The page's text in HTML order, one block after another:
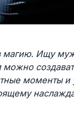
магию. Ищу
можно
моменты и